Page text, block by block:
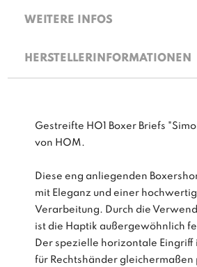
WEITERE INFOS
HERSTELLERINFORMATIONEN
Gestreifte HO1 Boxer Briefs
von HOM.
Diese eng anliegenden
mit Eleganz und einer
Verarbeitung. Durch die
ist die Haptik außergewöhnlich
Der spezielle horizontale Eingriff
für Rechtshänder gleichermaßen